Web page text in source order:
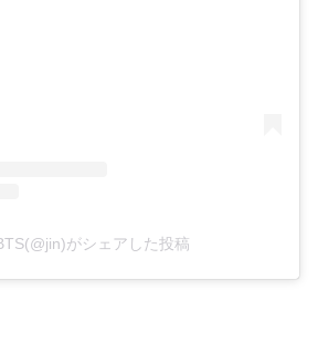
がシェアした投稿